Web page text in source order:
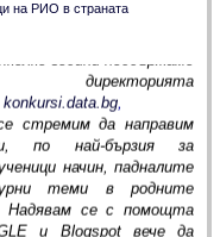
на РИО в страната
konkursi.data.bg,
стремим да направим
по най-бързия за
начин, падналите
теми в родните
Надявам се с помощта
и Blogspot вече да
удобно търачка и да са